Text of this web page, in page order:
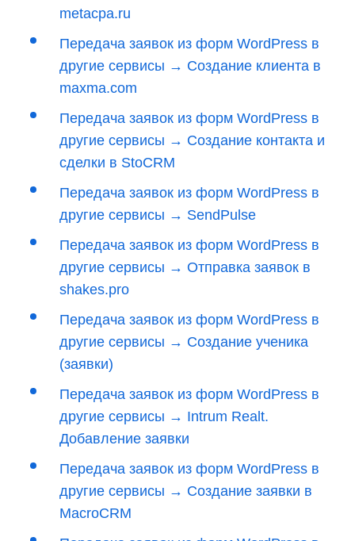
metacpa.ru
Передача заявок из форм WordPress в
другие сервисы → Создание клиента в
maxma.com
Передача заявок из форм WordPress в
другие сервисы → Создание контакта и
сделки в StoCRM
Передача заявок из форм WordPress в
другие сервисы → SendPulse
Передача заявок из форм WordPress в
другие сервисы → Отправка заявок в
shakes.pro
Передача заявок из форм WordPress в
другие сервисы → Создание ученика
(заявки)
Передача заявок из форм WordPress в
другие сервисы → Intrum Realt.
Добавление заявки
Передача заявок из форм WordPress в
другие сервисы → Создание заявки в
MacroCRM